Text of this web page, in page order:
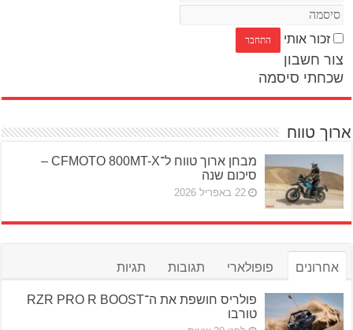
זכור אותי
צור חשבון
שכחתי סיסמה
ארוך טווח
מבחן ארוך טווח ל־CFMOTO 800MT-X –
סיכום שנה
22 באפריל 2026
אחרונים פופולארי תגובות תגיות
פולריס חושפת את ה־RZR PRO R BOOST
טורבו